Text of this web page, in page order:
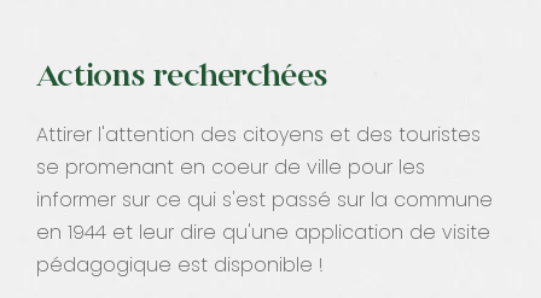
Actions recherchées
Attirer l'attention des citoyens et des touristes
se promenant en coeur de ville pour les
informer sur ce qui s'est passé sur la commune
en 1944 et leur dire qu'une application de visite
pédagogique est disponible !